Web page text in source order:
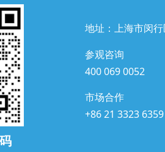
地址：上海市闵
参观咨询
400 069 0052
市场合作
+86 21 3323 6359